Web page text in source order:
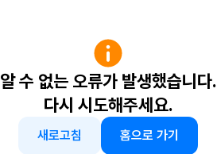
알 수 없는 오류가 발생했습니다.
다시 시도해주세요.
새로고침 홈으로 가기